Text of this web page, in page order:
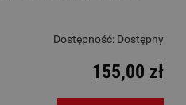
Dostępność: Dostępny
155,00 zł